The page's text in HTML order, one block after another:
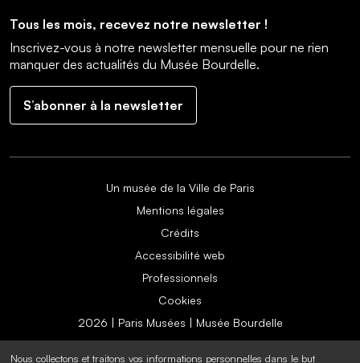
Nous collectons et traitons vos informations personnelles dans le but
Tous les mois, recevez notre newsletter !
Inscrivez-vous à notre newsletter mensuelle pour ne rien
manquer des actualités du Musée Bourdelle.
S’abonner à la newsletter
Un musée de la Ville de Paris
Mentions légales
Crédits
Accessibilité web
Professionnels
Cookies
2026 | Paris Musées | Musée Bourdelle